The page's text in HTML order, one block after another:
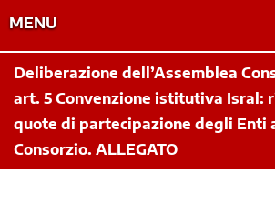
MENU
Deliberazione dell’Assemblea
art. 5 Convenzione istitutiva Isral:
quote di partecipazione degli Enti
Consorzio. ALLEGATO